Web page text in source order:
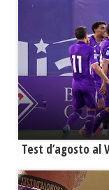
Test d’agosto al